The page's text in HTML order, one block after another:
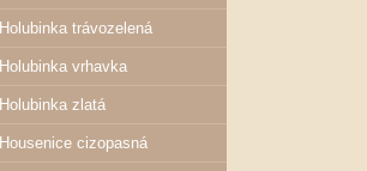
Holubinka trávozelená
Holubinka vrhavka
Holubinka zlatá
Housenice cizopasná